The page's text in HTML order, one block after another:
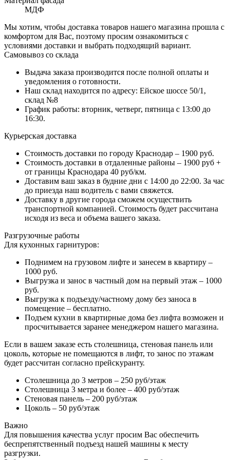
МДФ
Мы хотим, чтобы доставка товаров нашего магазина прошла с
комфортом для Вас, поэтому просим ознакомиться с
условиями доставки и выбрать подходящий вариант.
Самовывоз со склада
Выдача заказа производится после полной оплаты и
уведомления о готовности.
Наш склад находится по адресу: Ейское шоссе 50/1,
склад №8
График работы: вторник, четверг, пятница с 13:00 до
16:30.
Курьерская доставка
Стоимость доставки по городу Краснодар – 1900 руб.
Стоимость доставки в отдаленные районы – 1900 руб +
от границы Краснодара 40 руб/км.
Доставим ваш заказ в будние дни с 14:00 до 22:00. За час
до приезда наш водитель с вами свяжется.
Доставку в другие города сможем осуществить
транспортной компанией. Стоимость будет рассчитана
исходя из веса и объема вашего заказа.
Разгрузочные работы
Для кухонных гарнитуров:
Поднимем на грузовом лифте и занесем в квартиру –
1000 руб.
Выгрузка и занос в частный дом на первый этаж – 1000
руб.
Выгрузка к подъезду/частному дому без заноса в
помещение – бесплатно.
Подъем кухни в квартирные дома без лифта возможен и
просчитывается заранее менеджером нашего магазина.
Если в вашем заказе есть столешница, стеновая панель или
цоколь, которые не помещаются в лифт, то занос по этажам
будет рассчитан согласно прейскуранту.
Столешница до 3 метров – 250 руб/этаж
Столешница 3 метра и более – 400 руб/этаж
Стеновая панель – 200 руб/этаж
Цоколь – 50 руб/этаж
Важно
Для повышения качества услуг просим Вас обеспечить
беспрепятственный подъезд нашей машины к месту
разгрузки.